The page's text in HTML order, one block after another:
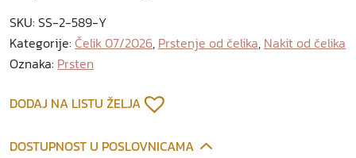
SKU: SS-2-589-Y
Kategorije: Čelik 07/2026, Prstenje od čelika, Nakit od čelika
Oznaka: Prsten
DODAJ NA LISTU ŽELJA
DOSTUPNOST U POSLOVNICAMA